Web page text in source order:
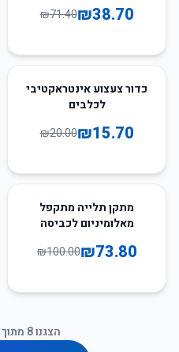
₪38.70
₪71.40
22%כדור צעצוע אינטראקטיבי
לכלבים
₪15.70
₪20.00
מתקן תלייה מתקפל
מאלומיניום לכביסה
₪73.80
₪100.00
הצגנו8 מתוך